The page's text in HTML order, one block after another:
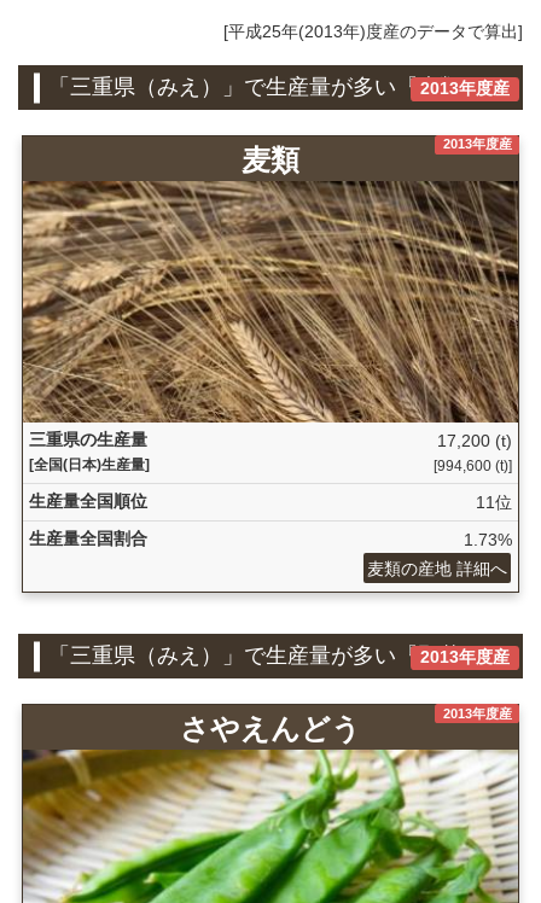
[平成25年(2013年)度産のデータで算出]
2013年度産
「三重県（みえ）」で生産量が多い『麦類』
2013年度産
麦類
三重県の生産量
[全国(日本)生産量]
17,200 (t)
[994,600 (t)]
生産量全国順位
11位
生産量全国割合
1.73%
麦類の産地 詳細へ
2013年度産
「三重県（みえ）」で生産量が多い『野菜』
2013年度産
さやえんどう